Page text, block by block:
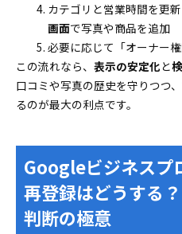
カテゴリと営業時間を更新
画面で写真や商品を追加
必要に応じて「オーナー
この流れなら、 表示の安定化と
口コミや写真の歴史を守りつつ
るのが最大の利点です。
Googleビジネスプ
再登録はどうする
判断の極意